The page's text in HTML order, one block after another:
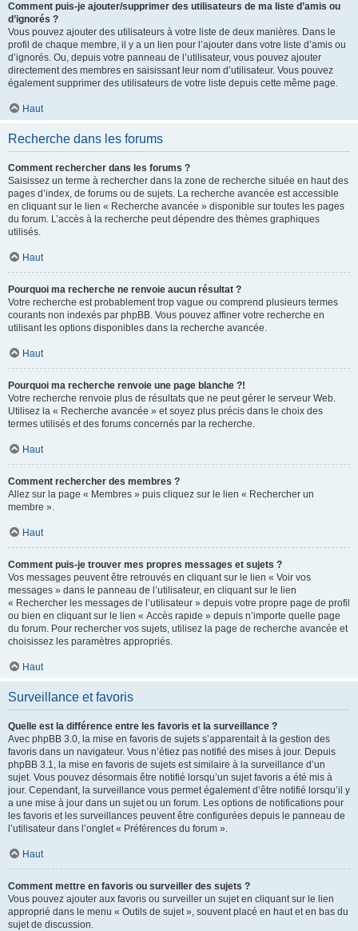
Comment puis-je ajouter/supprimer des utilisateurs de ma liste d’amis ou
d’ignorés ?
Vous pouvez ajouter des utilisateurs à votre liste de deux manières. Dans le
profil de chaque membre, il y a un lien pour l’ajouter dans votre liste d’amis ou
d’ignorés. Ou, depuis votre panneau de l’utilisateur, vous pouvez ajouter
directement des membres en saisissant leur nom d’utilisateur. Vous pouvez
également supprimer des utilisateurs de votre liste depuis cette même page.
Haut
Recherche dans les forums
Comment rechercher dans les forums ?
Saisissez un terme à rechercher dans la zone de recherche située en haut des
pages d’index, de forums ou de sujets. La recherche avancée est accessible
en cliquant sur le lien « Recherche avancée » disponible sur toutes les pages
du forum. L’accès à la recherche peut dépendre des thèmes graphiques
utilisés.
Haut
Pourquoi ma recherche ne renvoie aucun résultat ?
Votre recherche est probablement trop vague ou comprend plusieurs termes
courants non indexés par phpBB. Vous pouvez affiner votre recherche en
utilisant les options disponibles dans la recherche avancée.
Haut
Pourquoi ma recherche renvoie une page blanche ?!
Votre recherche renvoie plus de résultats que ne peut gérer le serveur Web.
Utilisez la « Recherche avancée » et soyez plus précis dans le choix des
termes utilisés et des forums concernés par la recherche.
Haut
Comment rechercher des membres ?
Allez sur la page « Membres » puis cliquez sur le lien « Rechercher un
membre ».
Haut
Comment puis-je trouver mes propres messages et sujets ?
Vos messages peuvent être retrouvés en cliquant sur le lien « Voir vos
messages » dans le panneau de l’utilisateur, en cliquant sur le lien
« Rechercher les messages de l’utilisateur » depuis votre propre page de profil
ou bien en cliquant sur le lien « Accès rapide » depuis n’importe quelle page
du forum. Pour rechercher vos sujets, utilisez la page de recherche avancée et
choisissez les paramètres appropriés.
Haut
Surveillance et favoris
Quelle est la différence entre les favoris et la surveillance ?
Avec phpBB 3.0, la mise en favoris de sujets s’apparentait à la gestion des
favoris dans un navigateur. Vous n’étiez pas notifié des mises à jour. Depuis
phpBB 3.1, la mise en favoris de sujets est similaire à la surveillance d’un
sujet. Vous pouvez désormais être notifié lorsqu’un sujet favoris a été mis à
jour. Cependant, la surveillance vous permet également d’être notifié lorsqu’il y
a une mise à jour dans un sujet ou un forum. Les options de notifications pour
les favoris et les surveillances peuvent être configurées depuis le panneau de
l’utilisateur dans l’onglet « Préférences du forum ».
Haut
Comment mettre en favoris ou surveiller des sujets ?
Vous pouvez ajouter aux favoris ou surveiller un sujet en cliquant sur le lien
approprié dans le menu « Outils de sujet », souvent placé en haut et en bas du
sujet de discussion.